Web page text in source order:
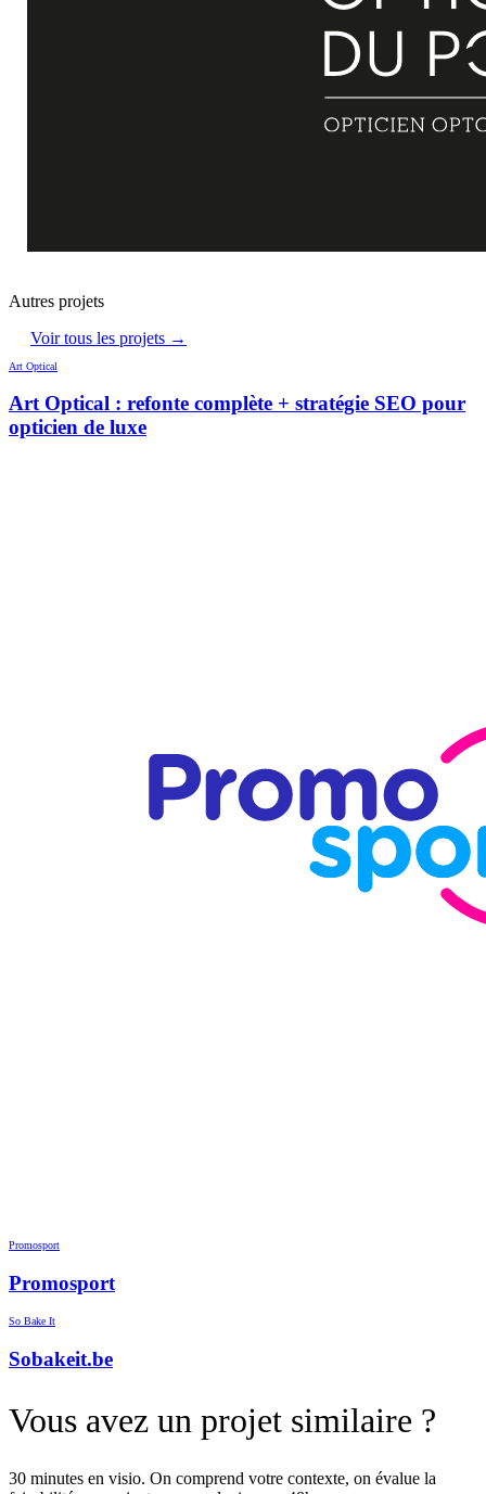
Autres projets
Voir tous les projets →
Art Optical
Art Optical : refonte complète + stratégie SEO pour
opticien de luxe
Promosport
Promosport
So Bake It
Sobakeit.be
Vous avez un projet similaire ?
30 minutes en visio. On comprend votre contexte, on évalue la